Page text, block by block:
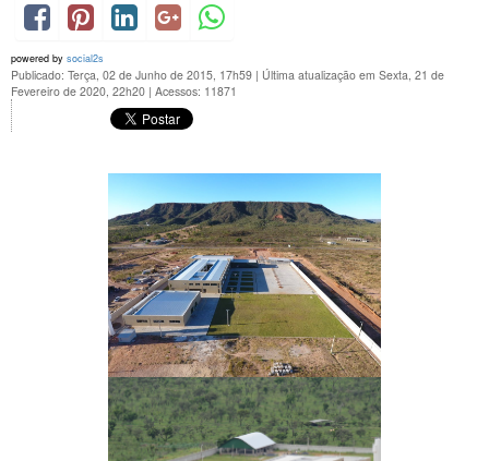
powered by social2s
Publicado: Terça, 02 de Junho de 2015, 17h59 | Última atualização em Sexta, 21 de
Fevereiro de 2020, 22h20 | Acessos: 11871